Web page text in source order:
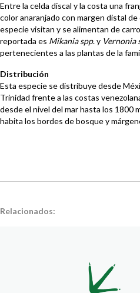
Entre la celda discal y la costa una
color anaranjado con margen distal
especie visitan y se alimentan de
reportada es Mikania spp. y Vernonia
pertenecientes a las plantas de la
Distribución
Esta especie se distribuye desde
Trinidad frente a las costas
desde el nivel del mar hasta los 1800
habita los bordes de bosque y
Relacionados: